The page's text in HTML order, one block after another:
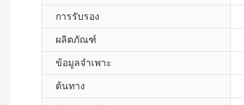
การรับรอง
ผลิตภัณฑ์
ข้อมูลจำเพาะ
ต้นทาง